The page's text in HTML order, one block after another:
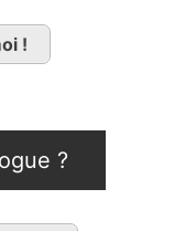
!
?